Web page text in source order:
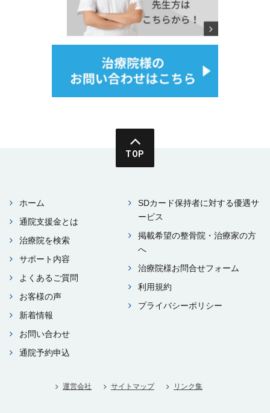
TOP
ホーム
通院⽀援⾦とは
治療院を検索
サポート内容
よくあるご質問
お客様の声
新着情報
お問い合わせ
通院予約申込
SDカード保持者に対する優遇サ
ービス
掲載希望の整⾻院・治療家の⽅
へ
治療院様お問合せフォーム
利⽤規約
プライバシーポリシー
運営会社 サイトマップ リンク集